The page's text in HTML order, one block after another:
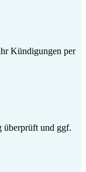
Kündigungen per
überprüft und ggf.